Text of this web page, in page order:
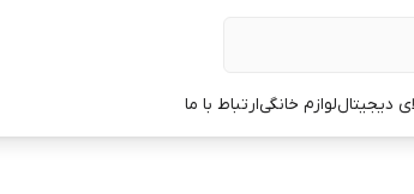
دیجیتاللوازم خانگیارتباط با ما